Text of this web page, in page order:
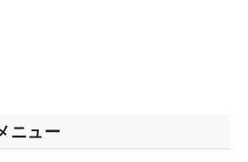
ニュー